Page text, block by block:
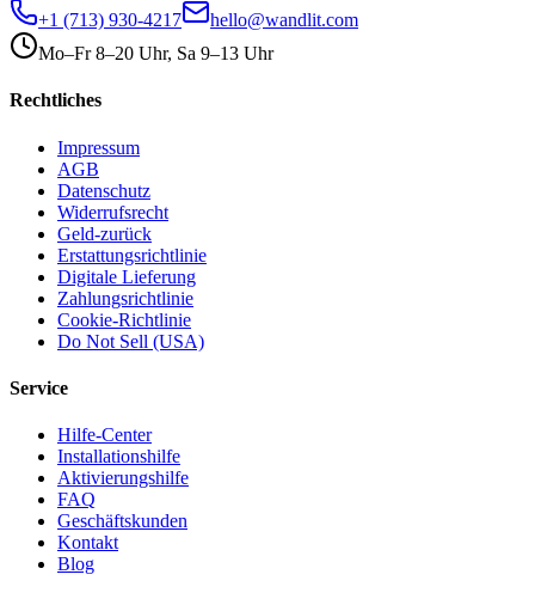
+1 (713) 930-4217
hello@wandlit.com
Mo–Fr 8–20 Uhr, Sa 9–13 Uhr
Rechtliches
Impressum
AGB
Datenschutz
Widerrufsrecht
Geld-zurück
Erstattungsrichtlinie
Digitale Lieferung
Zahlungsrichtlinie
Cookie-Richtlinie
Do Not Sell (USA)
Service
Hilfe-Center
Installationshilfe
Aktivierungshilfe
FAQ
Geschäftskunden
Kontakt
Blog